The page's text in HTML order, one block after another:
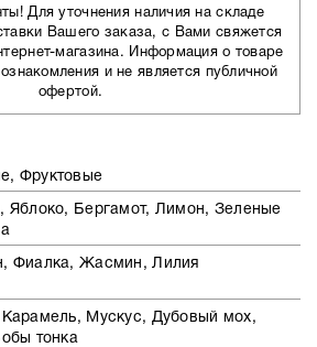
Для уточнения наличия на складе
Вашего заказа, с Вами свяжется
магазина. Информация о товаре
и не является публичной
офертой.
Фруктовые
Яблоко, Бергамот, Лимон, Зеленые
Фиалка, Жасмин, Лилия
Карамель, Мускус, Дубовый мох,
тонка